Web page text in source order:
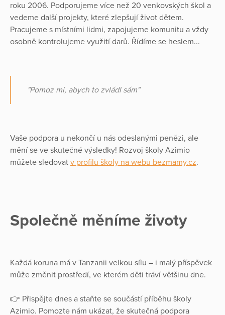
roku 2006. Podporujeme více než 20 venkovských škol a
vedeme další projekty, které zlepšují život dětem.
Pracujeme s místními lidmi, zapojujeme komunitu a vždy
osobně kontrolujeme využití darů. Řídíme se heslem...
"Pomoz mi, abych to zvládl sám"
Vaše podpora u nekončí u nás odeslanými penězi, ale
mění se ve skutečné výsledky! Rozvoj školy Azimio
můžete sledovat v profilu školy na webu bezmamy.cz.
Společně měníme životy
Každá koruna má v Tanzanii velkou sílu – i malý příspěvek
může změnit prostředí, ve kterém děti tráví většinu dne.
👉 Přispějte dnes a staňte se součástí příběhu školy
Azimio. Pomozte nám ukázat, že skutečná podpora